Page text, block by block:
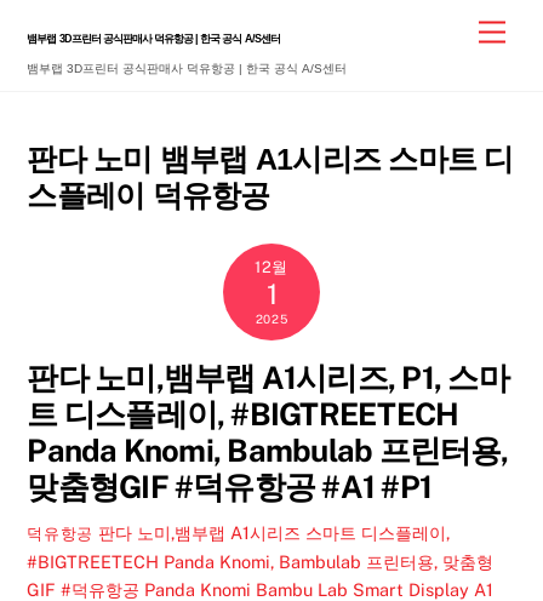
content
뱀부랩 3D프린터 공식판매사 덕유항공 | 한국 공식 A/S센터
뱀부랩 3D프린터 공식판매사 덕유항공 | 한국 공식 A/S센터
판다 노미 뱀부랩 A1시리즈 스마트 디
스플레이 덕유항공
12월
1
2025
판다 노미,뱀부랩 A1시리즈, P1, 스마
트 디스플레이, #BIGTREETECH
Panda Knomi, Bambulab 프린터용,
맞춤형GIF #덕유항공 #A1 #P1
덕유항공 판다 노미,뱀부랩 A1시리즈 스마트 디스플레이,
#BIGTREETECH Panda Knomi, Bambulab 프린터용, 맞춤형
GIF #덕유항공 Panda Knomi Bambu Lab Smart Display A1